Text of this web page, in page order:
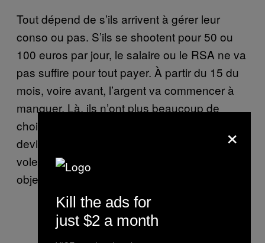
Tout dépend de s’ils arrivent à gérer leur
conso ou pas. S’ils se shootent pour 50 ou
100 euros par jour, le salaire ou le RSA ne va
pas suffire pour tout payer. À partir du 15 du
mois, voire avant, l’argent va commencer à
manquer. Là, ils n’ont plus beaucoup de
choix pour acheter leurs doses : soit ils
deviennent usagers-revendeurs, soit ils
volent. Dès que le mec essaie de troquer un
objet contre de l’héro, je sais qu’il est accro.
×
Kill the ads for
just $2 a month